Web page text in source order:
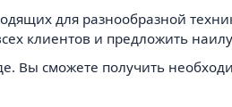
для разнообразной
клиентов и предложить
Вы сможете получить